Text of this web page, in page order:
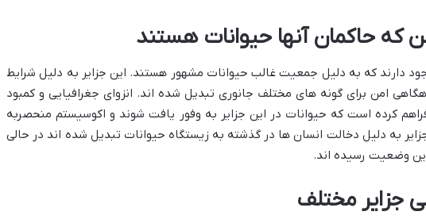
که حاکمان آنها حیوانات هستند
دارند که به دلیل جمعیت غالب حیوانات مشهور هستند. این جزایر به دلیل شرایط
امن برای گونه های مختلف جانوری تبدیل شده اند. انزوای جغرافیایی و کمبود
کرده است که حیوانات در این جزایر به وفور یافت شوند و اکوسیستم منحصربه
به دلیل دخالت انسان ها در گذشته به زیستگاه حیوانات تبدیل شده اند در حالی
وضعیت رسیده اند.
جزایر مختلف